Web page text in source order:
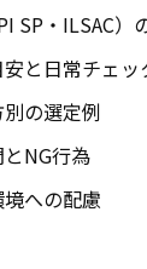
SP・ILSAC）
と日常チェッ
の選定例
NG行為
への配慮